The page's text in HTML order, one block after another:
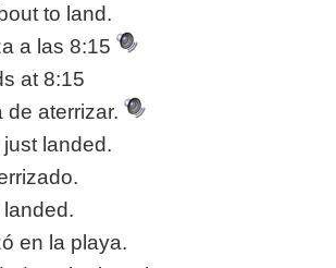
to land.
a las 8:15
at 8:15
de aterrizar.
landed.
en la playa.